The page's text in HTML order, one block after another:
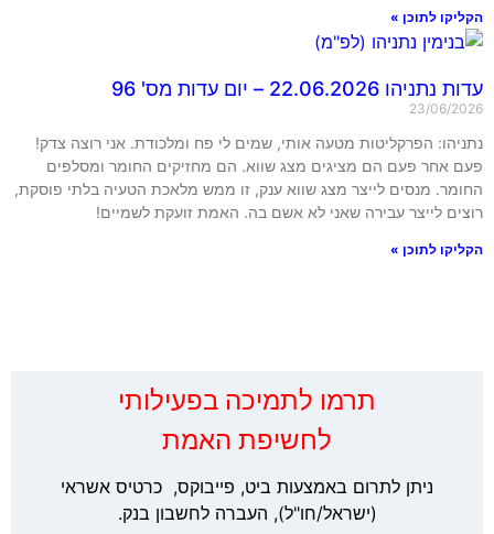
הקליקו לתוכן »
עדות נתניהו 22.06.2026 – יום עדות מס' 96
23/06/2026
נתניהו: הפרקליטות מטעה אותי, שמים לי פח ומלכודת. אני רוצה צדק!
פעם אחר פעם הם מציגים מצג שווא. הם מחזיקים החומר ומסלפים
החומר. מנסים לייצר מצג שווא ענק, זו ממש מלאכת הטעיה בלתי פוסקת,
רוצים לייצר עבירה שאני לא אשם בה. האמת זועקת לשמיים!
הקליקו לתוכן »
‏תרמו לתמיכה בפעילותי
לחשיפת האמת
ניתן לתרום באמצעות ביט, פייבוקס, כרטיס אשראי
(ישראל/חו"ל), העברה לחשבון בנק.